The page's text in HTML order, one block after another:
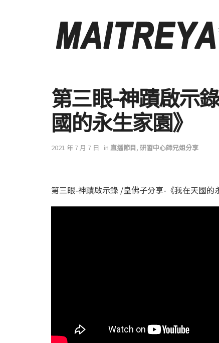
第三眼-神蹟啟示
國的永生家園》
2021 年 7 月 7 日 in 直播節目, 研習中心師兄姐分享
第三眼-神蹟啟示錄 /皇佛子分享-《我在天國的